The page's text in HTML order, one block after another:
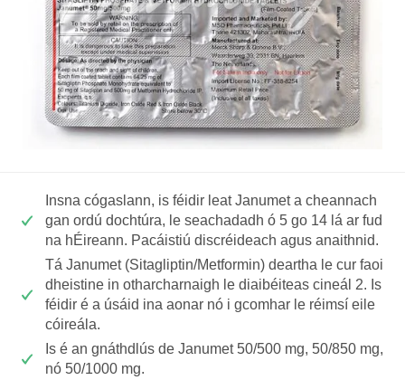
Insna cógaslann, is féidir leat Janumet a cheannach
gan ordú dochtúra, le seachadadh ó 5 go 14 lá ar fud
na hÉireann. Pacáistiú discréideach agus anaithnid.
Tá Janumet (Sitagliptin/Metformin) deartha le cur faoi
dheistine in otharcharnaigh le diaibéiteas cineál 2. Is
féidir é a úsáid ina aonar nó i gcomhar le réimsí eile
cóireála.
Is é an gnáthdlús de Janumet 50/500 mg, 50/850 mg,
nó 50/1000 mg.